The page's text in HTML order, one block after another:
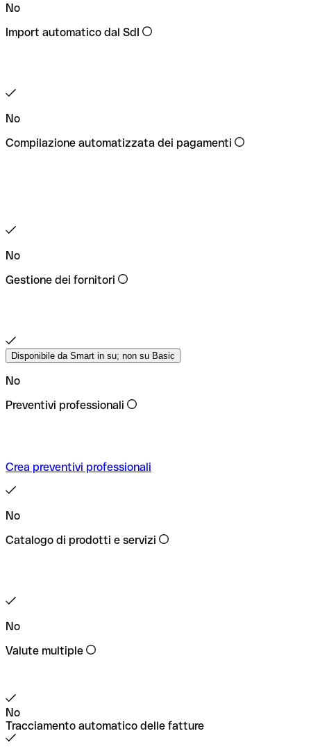
No
Import automatico dal SdI
No
Compilazione automatizzata dei pagamenti
No
Gestione dei fornitori
Disponibile da Smart in su; non su Basic
No
Preventivi professionali
Crea preventivi professionali
No
Catalogo di prodotti e servizi
No
Valute multiple
No
Tracciamento automatico delle fatture